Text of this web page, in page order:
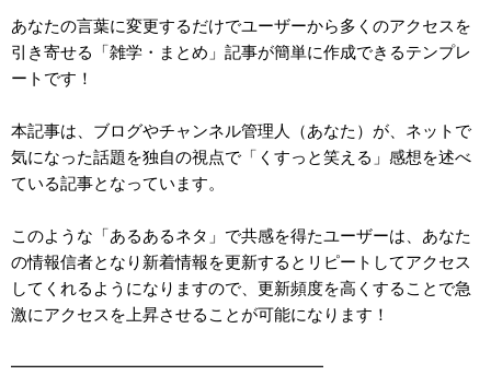
あなたの言葉に変更するだけでユーザーから多くのアクセスを
引き寄せる「雑学・まとめ」記事が簡単に作成できるテンプレ
ートです！
本記事は、ブログやチャンネル管理人（あなた）が、ネットで
気になった話題を独自の視点で「くすっと笑える」感想を述べ
ている記事となっています。
このような「あるあるネタ」で共感を得たユーザーは、あなた
の情報信者となり新着情報を更新するとリピートしてアクセス
してくれるようになりますので、更新頻度を高くすることで急
激にアクセスを上昇させることが可能になります！
━━━━━━━━━━━━━━━━━━━